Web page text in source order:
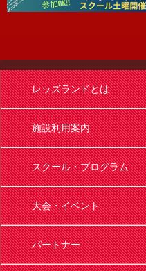
レッズランドとは
施設利用案内
スクール・プログラム
大会・イベント
パートナー